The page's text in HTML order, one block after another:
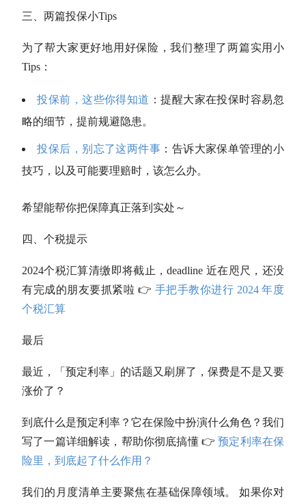
三、两篇投保小Tips
为了帮大家更好地用好保险，我们整理了两篇实用小
Tips：
投保前，这些你得知道 ：提醒大家在投保时容易忽
略的细节，提前规避隐患。
投保后，别忘了这两件事 ：告诉大家保单管理的小
技巧，以及可能要理赔时，该怎么办。
希望能帮你把保障真正落到实处～
四、个税提示
2024个税汇算清缴即将截止，deadline 近在咫尺，还没
有完成的朋友要抓紧啦 👉 手把手教你进行 2024 年度
个税汇算
最后
最近，「预定利率」的话题又刷屏了，保费是不是又要
涨价了？
到底什么是预定利率？它在保险中扮演什么角色？我们
写了一篇详细解读，帮助你彻底搞懂 👉预定利率在保
险里，到底起了什么作用？
我们的月度清单主要聚焦在基础保障领域。 如果你对